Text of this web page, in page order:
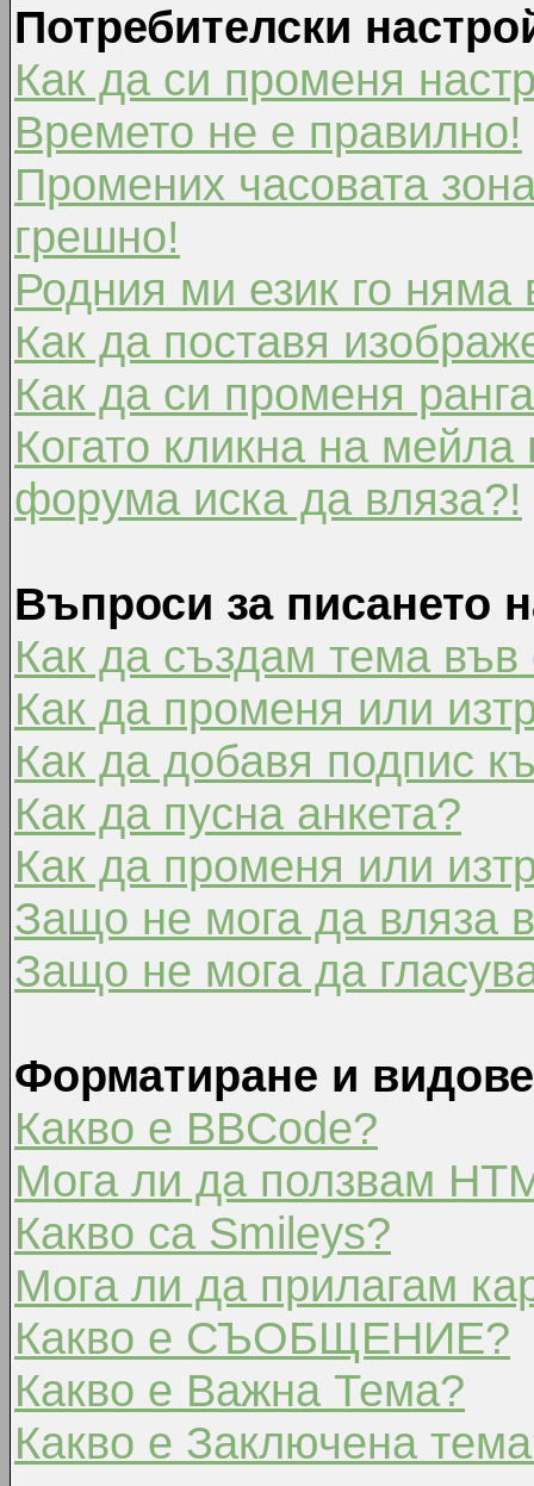
Потребителски
Как да си променя
Времето не е правилно!
Промених часовата
грешно!
Родния ми език го няма
Как да поставя
Как да си променя
Когато кликна на
форума иска да вляза?!
Въпроси за писането
Как да създам тема
Как да променя или
Как да добавя подпис
Как да пусна анкета?
Как да променя или
Защо не мога да вляза
Защо не мога да
Форматиране и
Какво е BBCode?
Мога ли да ползвам
Какво са Smileys?
Мога ли да прилагам
Какво е СЪОБЩЕНИЕ?
Какво е Важна Тема?
Какво е Заключена